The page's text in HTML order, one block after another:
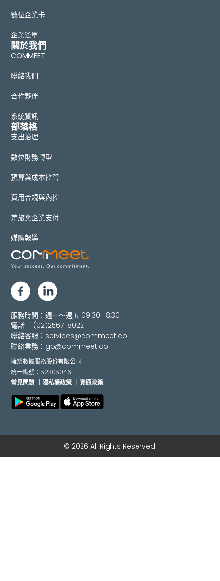
數位企業卡
企業簽單
關於我們
COMMEET
聯絡我們
合作夥伴
系統資訊
部落格
支出治理
數位財務轉型
預算與成本控管
費用合規與內控
差旅與企業支付
媒體報導
服務時間：週一～週五 09:30-18:30
電話： (02)2567-8022
聯絡客服： services@commeet.co
聯絡業務： go@commeet.co
擁樂數據服務股份有限公司
統一編號：52305046
常見問題
｜隱私權政策 ｜資通政策
© 2026 All Rights Reserved.